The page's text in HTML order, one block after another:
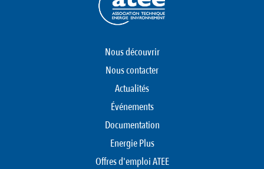
Nous découvrir
Nous contacter
Actualités
Événements
Documentation
Energie Plus
Offres d'emploi ATEE